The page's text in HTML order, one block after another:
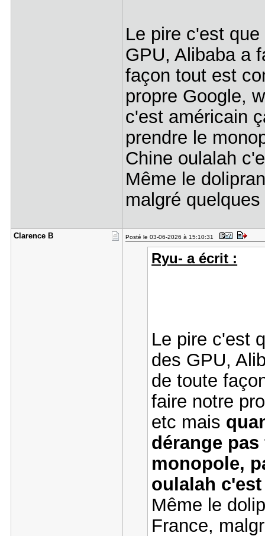
Le pire c'est
GPU, Alibaba a
façon tout est
propre Google,
c'est américain
prendre le
Chine oulalah
Même le
malgré
Clarence B Posté le 03-06-2026 à 15:10:31
Ryu- a écrit :
Le pire c'est
des GPU,
de toute
faire notre
etc mais
dérange
monopole,
oulalah
Même le
France,